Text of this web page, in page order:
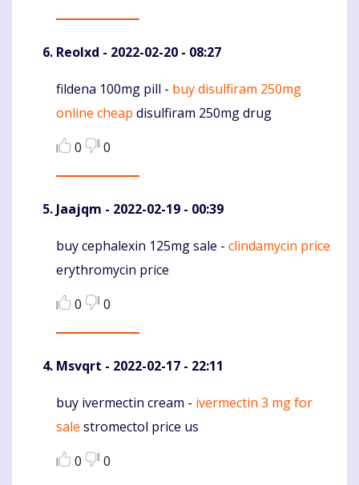
Reolxd - 2022-02-20 - 08:27
Komentaras
fildena 100mg pill - buy disulfiram 250mg
online cheap disulfiram 250mg drug
0
0
Jaajqm - 2022-02-19 - 00:39
Komentaras
buy cephalexin 125mg sale - clindamycin price
erythromycin price
0
0
Msvqrt - 2022-02-17 - 22:11
Komentaras
buy ivermectin cream - ivermectin 3 mg for
sale stromectol price us
0
0